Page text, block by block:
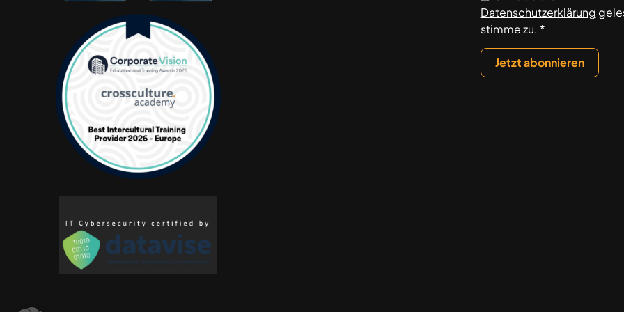
Datenschutzerklärung
stimme zu. *
Jetzt abonnieren